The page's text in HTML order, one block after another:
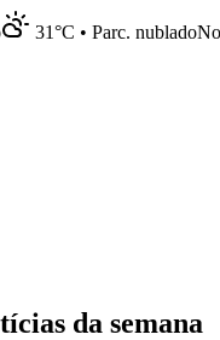
31°C • Parc. nublado
da semana